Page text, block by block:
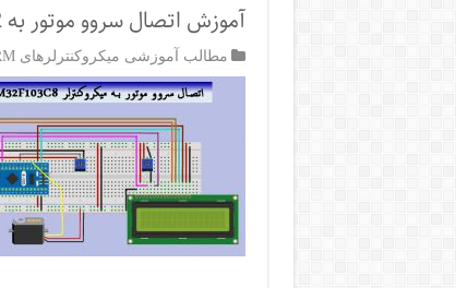
آموزش اتصال سروو موتور به STM32
مطالب آموزشی میکروکنترلرهای ARM